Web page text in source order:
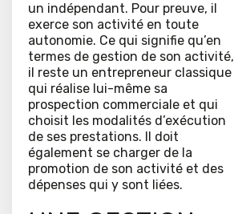
un indépendant. Pour preuve, il
exerce son activité en toute
autonomie. Ce qui signifie qu’en
termes de gestion de son activité,
il reste un entrepreneur classique
qui réalise lui-même sa
prospection commerciale et qui
choisit les modalités d’exécution
de ses prestations. Il doit
également se charger de la
promotion de son activité et des
dépenses qui y sont liées.